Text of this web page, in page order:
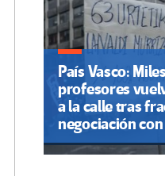
País Vasco:
profesores
a la calle tras
negociación